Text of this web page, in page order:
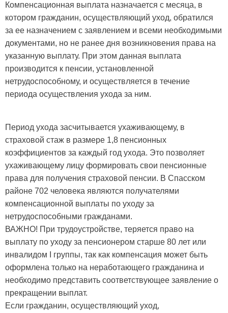
Компенсационная выплата назначается с месяца, в
котором гражданин, осуществляющий уход, обратился
за ее назначением с заявлением и всеми необходимыми
документами, но не ранее дня возникновения права на
указанную выплату. При этом данная выплата
производится к пенсии, установленной
нетрудоспособному, и осуществляется в течение
периода осуществления ухода за ним.
Период ухода засчитывается ухаживающему, в
страховой стаж в размере 1,8 пенсионных
коэффициентов за каждый год ухода. Это позволяет
ухаживающему лицу формировать свои пенсионные
права для получения страховой пенсии. В Спасском
районе 702 человека являются получателями
компенсационной выплаты по уходу за
нетрудоспособными гражданами.
ВАЖНО! При трудоустройстве, теряется право на
выплату по уходу за пенсионером старше 80 лет или
инвалидом I группы, так как компенсация может быть
оформлена только на неработающего гражданина и
необходимо представить соответствующее заявление о
прекращении выплат.
Если гражданин, осуществляющий уход,